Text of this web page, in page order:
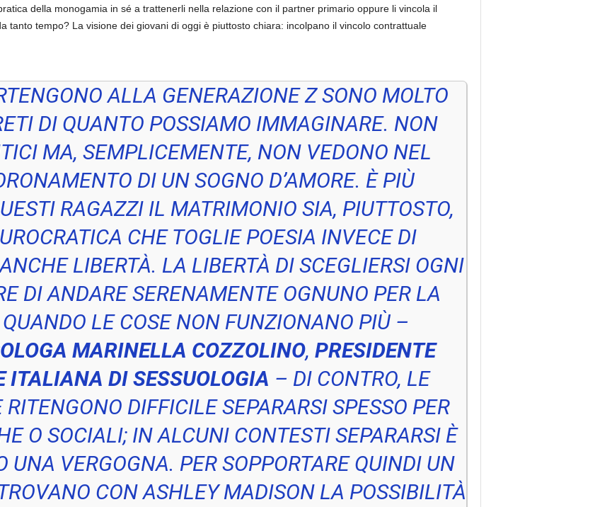
della monogamia in sé a trattenerli nella relazione con il partner primario oppure li vincola il
tanto tempo? La visione dei giovani di oggi è piuttosto chiara: incolpano il vincolo contrattuale
ALLA GENERAZIONE Z SONO MOLTO
DI QUANTO POSSIAMO IMMAGINARE. NON
MA, SEMPLICEMENTE, NON VEDONO NEL
DI UN SOGNO D’AMORE. È PIÙ
RAGAZZI IL MATRIMONIO SIA, PIUTTOSTO,
CHE TOGLIE POESIA INVECE DI
LIBERTÀ. LA LIBERTÀ DI SCEGLIERSI OGNI
DI ANDARE SERENAMENTE OGNUNO PER LA
LE COSE NON FUNZIONANO PIÙ–
MARINELLA COZZOLINO, PRESIDENTE
ITALIANA DI SESSUOLOGIA – DI CONTRO, LE
DIFFICILE SEPARARSI SPESSO PER
O SOCIALI; IN ALCUNI CONTESTI SEPARARSI È
UNA VERGOGNA. PER SOPPORTARE QUINDI UN
CON ASHLEY MADISON LA POSSIBILITÀ